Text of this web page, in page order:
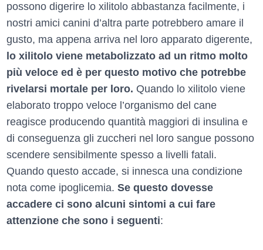
possono digerire lo xilitolo abbastanza facilmente, i
nostri amici canini d’altra parte potrebbero amare il
gusto, ma appena arriva nel loro apparato digerente,
lo xilitolo viene metabolizzato ad un ritmo molto
più veloce ed è per questo motivo che potrebbe
rivelarsi mortale per loro. Quando lo xilitolo viene
elaborato troppo veloce l’organismo del cane
reagisce producendo quantità maggiori di insulina e
di conseguenza gli zuccheri nel loro sangue possono
scendere sensibilmente spesso a livelli fatali.
Quando questo accade, si innesca una condizione
nota come ipoglicemia. Se questo dovesse
accadere ci sono alcuni sintomi a cui fare
attenzione che sono i seguenti: